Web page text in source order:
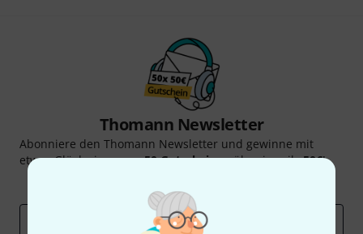
Thomann Newsletter
Abonniere den Thomann Newsletter und gewinne mit
etwas Glück einen von50 Gutscheinenüber jeweils50€!